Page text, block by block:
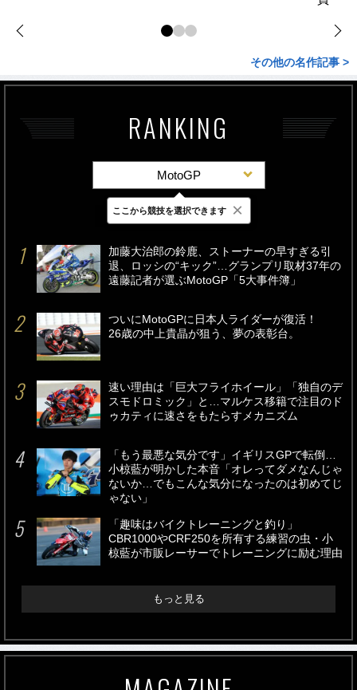
その他の名作記事 >
RANKING
MotoGP
最新 24時間 週間
加藤大治郎の鈴鹿、ストーナーの早すぎる引
退、ロッシの“キック”…グランプリ取材37年の
遠藤記者が選ぶMotoGP「5大事件簿」
ついにMotoGPに日本人ライダーが復活！
26歳の中上貴晶が狙う、夢の表彰台。
速い理由は「巨大フライホイール」「独自のデ
スモドロミック」と…マルケス移籍で注目のド
ゥカティに速さをもたらすメカニズム
「もう最悪な気分です」イギリスGPで転倒…
小椋藍が明かした本音「オレってダメなんじゃ
ないか…でもこんな気分になったのは初めてじ
ゃない」
「趣味はバイクトレーニングと釣り」
CBR1000やCRF250を所有する練習の虫・小
椋藍が市販レーサーでトレーニングに励む理由
もっと見る
ここから競技を選択できます ×